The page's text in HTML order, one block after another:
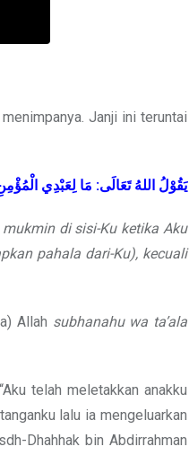
Janji ini teruntai
يَقُوْلُ اللهُ تَعَالَى: مَا لِعَبْدِي
di sisi-Ku ketika Aku
pahala dari-Ku), kecuali
Allah subhanahu wa ta’ala
telah meletakkan anakku
lalu ia mengeluarkan
Dhahhak bin Abdirrahman